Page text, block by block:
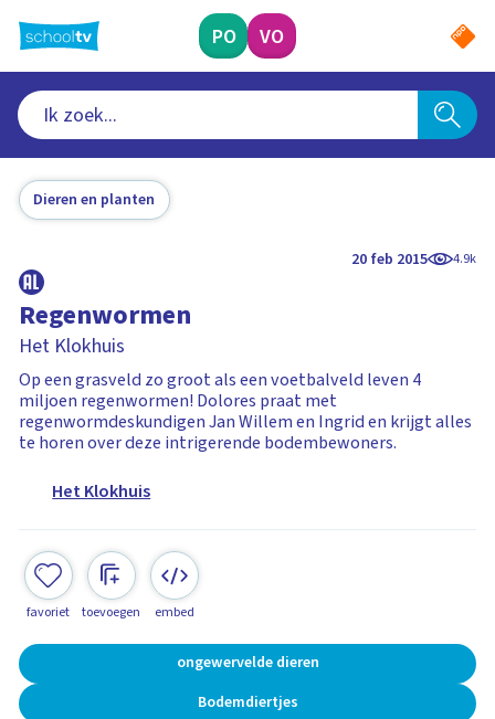
naar
hoofdinhoud
PO VO
Dieren en planten
20 feb 2015 4.9k
Regenwormen
Het Klokhuis
Op een grasveld zo groot als een voetbalveld leven 4
miljoen regenwormen! Dolores praat met
regenwormdeskundigen Jan Willem en Ingrid en krijgt alles
te horen over deze intrigerende bodembewoners.
Het Klokhuis
favoriet toevoegen embed
ongewervelde dieren
Bodemdiertjes